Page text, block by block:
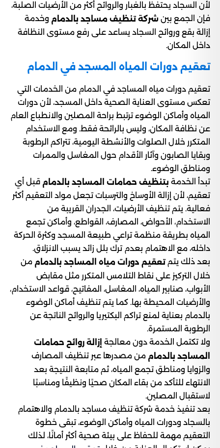
لأن السجاد يحتفظ بالغبار والروائح أكثر من الأرضيات الصلبة،
فإن الجمع بين شركة تنظيف مساجد بالدمام وخدمة
إزالة بقع وروائح السجاد يساعد على رفع مستوى النظافة
داخل المكان.
تعقيم دورات المياه المسجد في الدمام
تعقيم دورات مياه المساجد في الدمام من الخدمات التي
تعكس مستوى العناية الصحية داخل المسجد، لأن دورات
المياه وأماكن الوضوء ترتبط براحة المصلين والانطباع العام
عن نظافة المكان، وليس بالرائحة فقط. ومع الاستخدام
المتكرر خلال الصلوات والأنشطة اليومية، تتراكم الرطوبة
وبقايا الصابون وآثار الأقدام حول المغاسل والممرات
ومناطق الوضوء.
تبدأ الخدمة بتنظيف حمامات المساجد بالدمام قبل أي
تعقيم، لأن إزالة الأوساخ والترسبات تجعل مواد التعقيم أكثر
فعالية. يتم تنظيف الأرضيات، الجدران القريبة من
الاستخدام، الأحواض، المصارف، القواطع، وأماكن تجمع
المياه بطريقة منظمة تراعي طبيعة المسجد وكثرة الحركة
داخله، مع الاهتمام بعدم ترك بلل زائد يسبب الانزلاق.
بعد ذلك يتم تعقيم دورات مياه المساجد بالدمام من
خلال التركيز على نقاط التلامس المتكرر مثل مقابض
الأبواب، صنابير المياه، المغاسل، المفاتيح، قواعد الاستخدام،
والأرضيات المحيطة بها. كما يتم تنظيف أماكن الوضوء
بالدمام بعناية لمنع تراكم البكتيريا والروائح الناتجة عن
الرطوبة المستمرة.
ولا تكتمل الخدمة دون معالجة إزالة روائح حمامات
المساجد بالدمام من مصدرها عبر تنظيف المصارف
والزوايا ومناطق تجمع المياه، ثم متابعة النتيجة بعد
الانتهاء للتأكد من بقاء المكان صحيًا ونظيفًا ومناسبًا
لاستقبال المصلين.
بعد تنفيذ خدمة شركة تنظيف مساجد بالدمام والاهتمام
بالسجاد ودورات المياه وأماكن الوضوء، تبقى خطوة
التعقيم مهمة للحفاظ على بيئة صحية أكثر أمانًا، لذلك